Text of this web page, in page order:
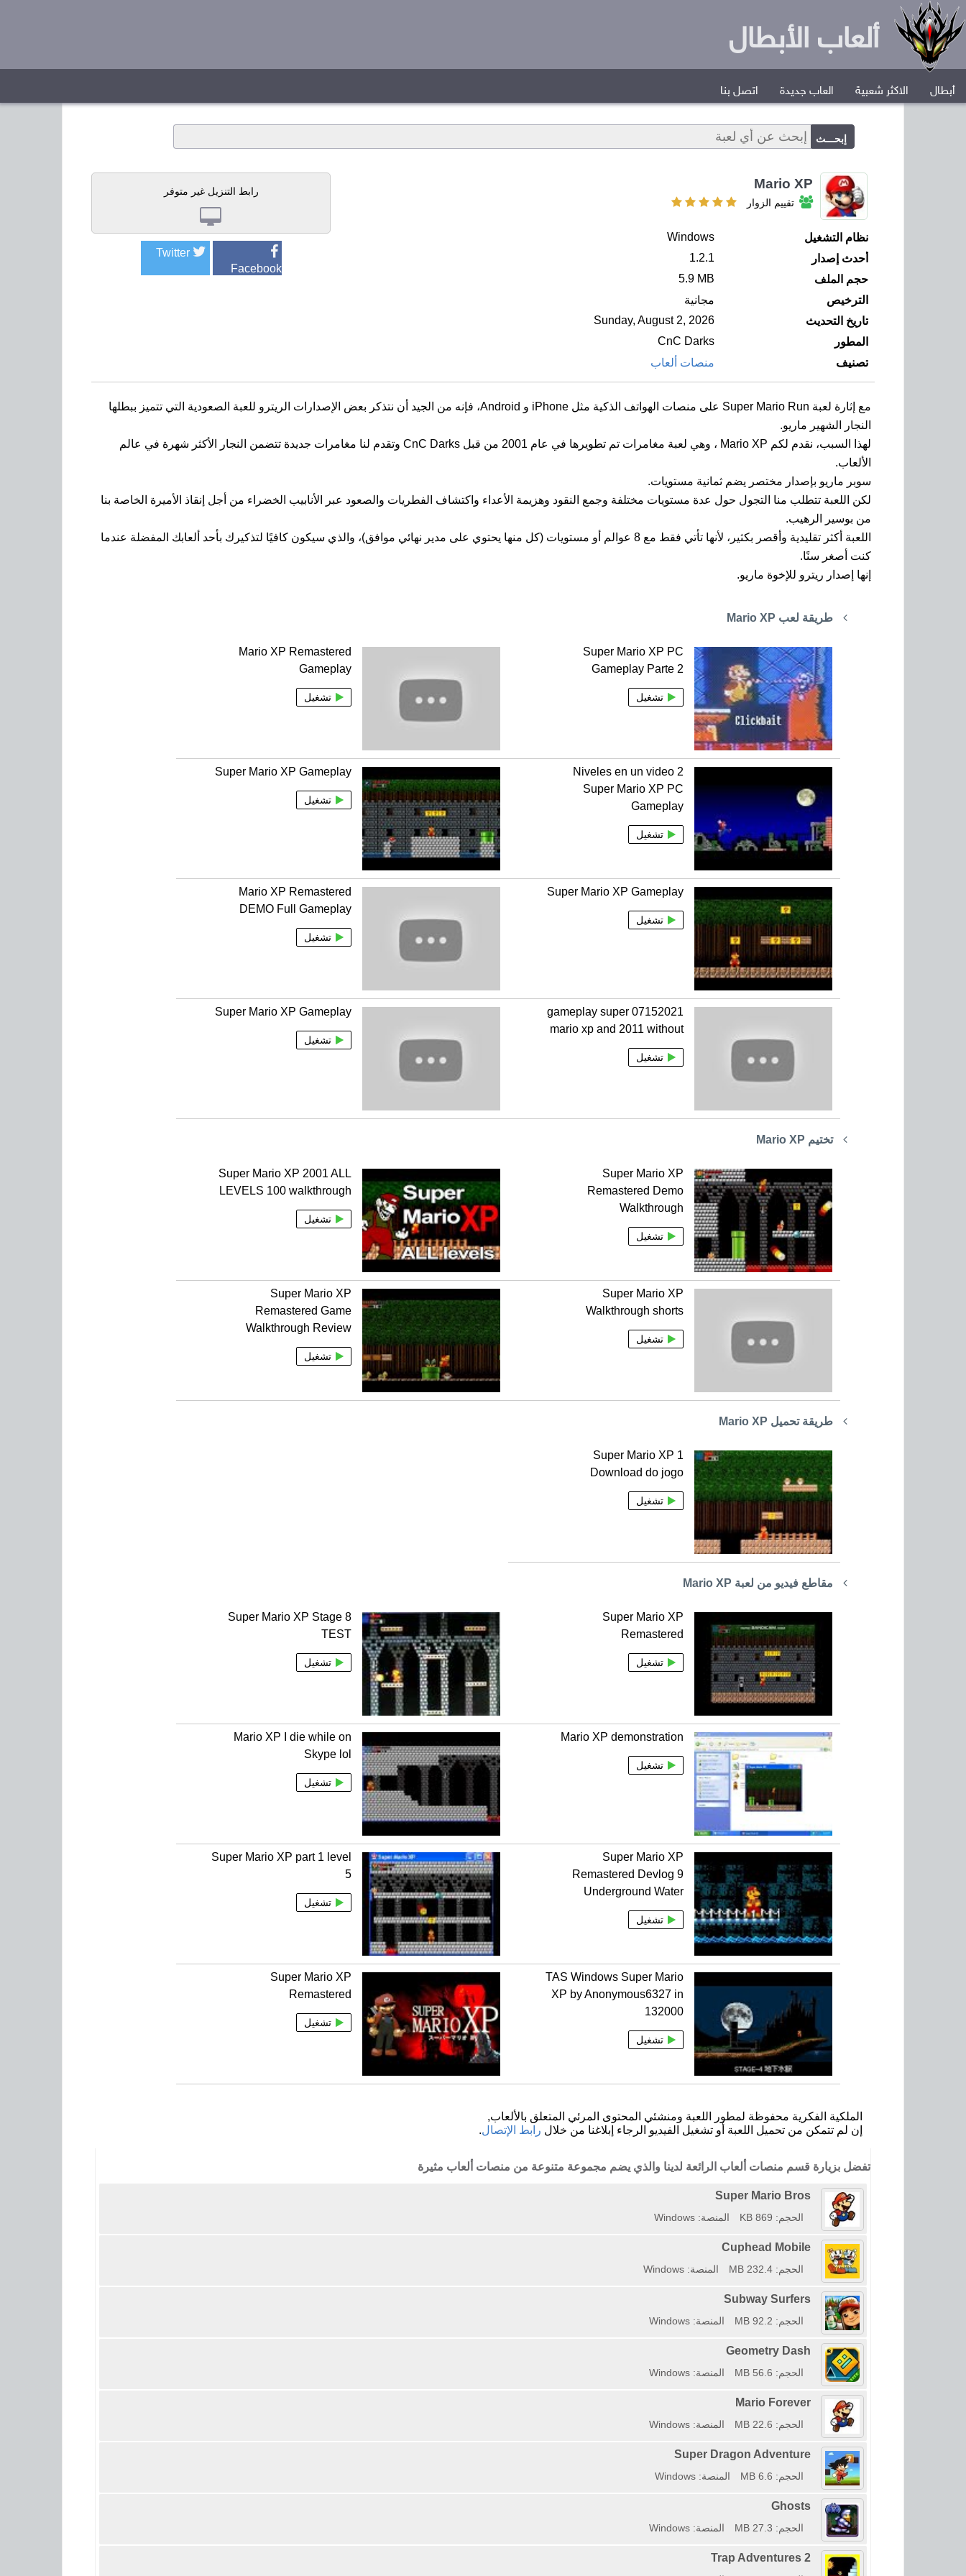
ألعاب الأبطال
أبطال الاكثر شعبية العاب جديدة اتصل بنا
Mario XP
تقييم الزوار
نظام التشغيل
Windows
أحدث إصدار
1.2.1
حجم الملف
5.9 MB
الترخيص
مجانية
تاريخ التحديث
Sunday, August 2, 2026
المطور
CnC Darks
تصنيف
منصات ألعاب
رابط التنزيل غير متوفر
Facebook
Twitter
مع إثارة لعبة Super Mario Run على منصات الهواتف الذكية مثل iPhone و Android، فإنه من الجيد أن نتذكر بعض الإصدارات الريترو للعبة الصعودية التي تتميز ببطلها
النجار الشهير ماريو.
لهذا السبب، نقدم لكم Mario XP ، وهي لعبة مغامرات تم تطويرها في عام 2001 من قبل CnC Darks وتقدم لنا مغامرات جديدة تتضمن النجار الأكثر شهرة في عالم
الألعاب.
سوبر ماريو بإصدار مختصر يضم ثمانية مستويات.
لكن اللعبة تتطلب منا التجول حول عدة مستويات مختلفة وجمع النقود وهزيمة الأعداء واكتشاف الفطريات والصعود عبر الأنابيب الخضراء من أجل إنقاذ الأميرة الخاصة بنا
من بوسير الرهيب.
اللعبة أكثر تقليدية وأقصر بكثير، لأنها تأتي فقط مع 8 عوالم أو مستويات (كل منها يحتوي على مدير نهائي موافق)، والذي سيكون كافيًا لتذكيرك بأحد ألعابك المفضلة عندما
كنت أصغر سنًا.
إنها إصدار ريترو للإخوة ماريو.
طريقة لعب Mario XP
Super Mario XP PC
Gameplay Parte 2
تشغيل
Mario XP Remastered
Gameplay
تشغيل
2 Niveles en un video
Super Mario XP PC
Gameplay
تشغيل
Super Mario XP Gameplay
تشغيل
Super Mario XP Gameplay
تشغيل
Mario XP Remastered
DEMO Full Gameplay
تشغيل
07152021 gameplay super
mario xp and 2011 without
تشغيل
Super Mario XP Gameplay
تشغيل
تختيم Mario XP
Super Mario XP
Remastered Demo
Walkthrough
تشغيل
Super Mario XP 2001 ALL
LEVELS 100 walkthrough
تشغيل
Super Mario XP
Walkthrough shorts
تشغيل
Super Mario XP
Remastered Game
Walkthrough Review
تشغيل
طريقة تحميل Mario XP
Super Mario XP 1
Download do jogo
تشغيل
مقاطع فيديو من لعبة Mario XP
Super Mario XP
Remastered
تشغيل
Super Mario XP Stage 8
TEST
تشغيل
Mario XP demonstration
تشغيل
Mario XP I die while on
Skype lol
تشغيل
Super Mario XP
Remastered Devlog 9
Underground Water
تشغيل
Super Mario XP part 1 level
5
تشغيل
TAS Windows Super Mario
XP by Anonymous6327 in
132000
تشغيل
Super Mario XP
Remastered
تشغيل
الملكية الفكرية محفوظة لمطور اللعبة ومنشئي المحتوى المرئي المتعلق بالألعاب,
إن لم تتمكن من تحميل اللعبة أو تشغيل الفيديو الرجاء إبلاغنا من خلال رابط الإتصال.
تفضل بزيارة قسم منصات ألعاب الرائعة لدينا والذي يضم مجموعة متنوعة من منصات ألعاب مثيرة
Super Mario Bros
الحجم: 869 KB المنصة: Windows
Cuphead Mobile
الحجم: 232.4 MB المنصة: Windows
Subway Surfers
الحجم: 92.2 MB المنصة: Windows
Geometry Dash
الحجم: 56.6 MB المنصة: Windows
Mario Forever
الحجم: 22.6 MB المنصة: Windows
Super Dragon Adventure
الحجم: 6.6 MB المنصة: Windows
Ghosts
الحجم: 27.3 MB المنصة: Windows
Trap Adventures 2